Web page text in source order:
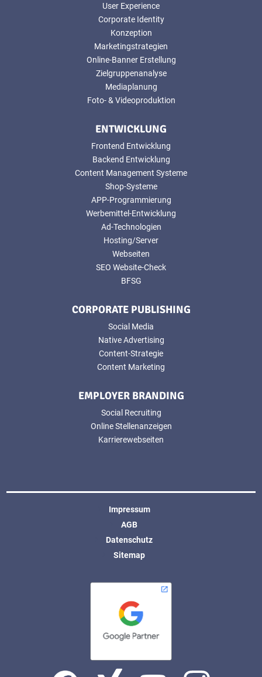
User Experience
Corporate Identity
Konzeption
Marketingstrategien
Online-Banner Erstellung
Zielgruppenanalyse
Mediaplanung
Foto- & Videoproduktion
ENTWICKLUNG
Frontend Entwicklung
Backend Entwicklung
Content Management Systeme
Shop-Systeme
APP-Programmierung
Werbemittel-Entwicklung
Ad-Technologien
Hosting/Server
Webseiten
SEO Website-Check
BFSG
CORPORATE PUBLISHING
Social Media
Native Advertising
Content-Strategie
Content Marketing
EMPLOYER BRANDING
Social Recruiting
Online Stellenanzeigen
Karrierewebseiten
Impressum
AGB
Datenschutz
Sitemap